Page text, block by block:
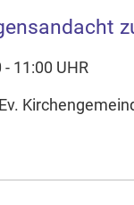
11:00 UHR